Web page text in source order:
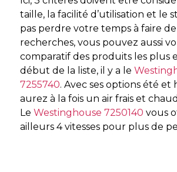
taille, la facilité d’utilisation et le
pas perdre votre temps à faire
recherches, vous pouvez aussi
comparatif des produits les plus
début de la liste, il y a le
7255740. Avec ses options été et
aurez à la fois un air frais et
Le Westinghouse 7250140 vous
ailleurs 4 vitesses pour plus de